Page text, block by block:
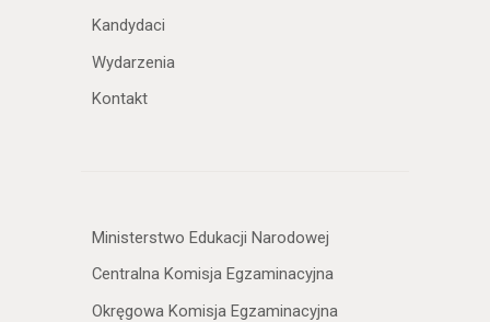
Kandydaci
Wydarzenia
Kontakt
Ministerstwo Edukacji Narodowej
Centralna Komisja Egzaminacyjna
Okręgowa Komisja Egzaminacyjna